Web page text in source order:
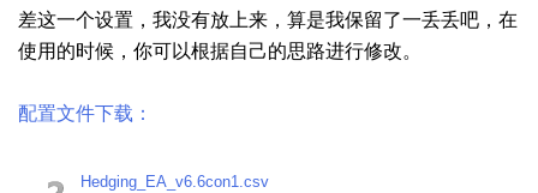
差这一个设置，我没有放上来，算是我保留了一丢丢吧，在
使用的时候，你可以根据自己的思路进行修改。
配置文件下载：
Hedging_EA_v6.6con1.csv